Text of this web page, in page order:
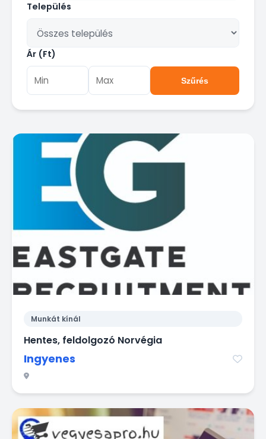
Település
Ár (Ft)
Szűrés
Munkát kínál
Hentes, feldolgozó Norvégia
Ingyenes